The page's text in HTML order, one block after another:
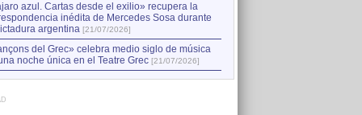
azul. Cartas desde el exilio» recupera la
inédita de Mercedes Sosa durante
argentina [21/07/2026]
del Grec» celebra medio siglo de música
noche única en el Teatre Grec [21/07/2026]